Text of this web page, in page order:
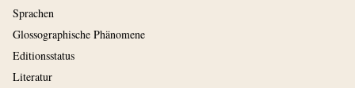
Sprachen
Glossographische Phänomene
Editionsstatus
Literatur